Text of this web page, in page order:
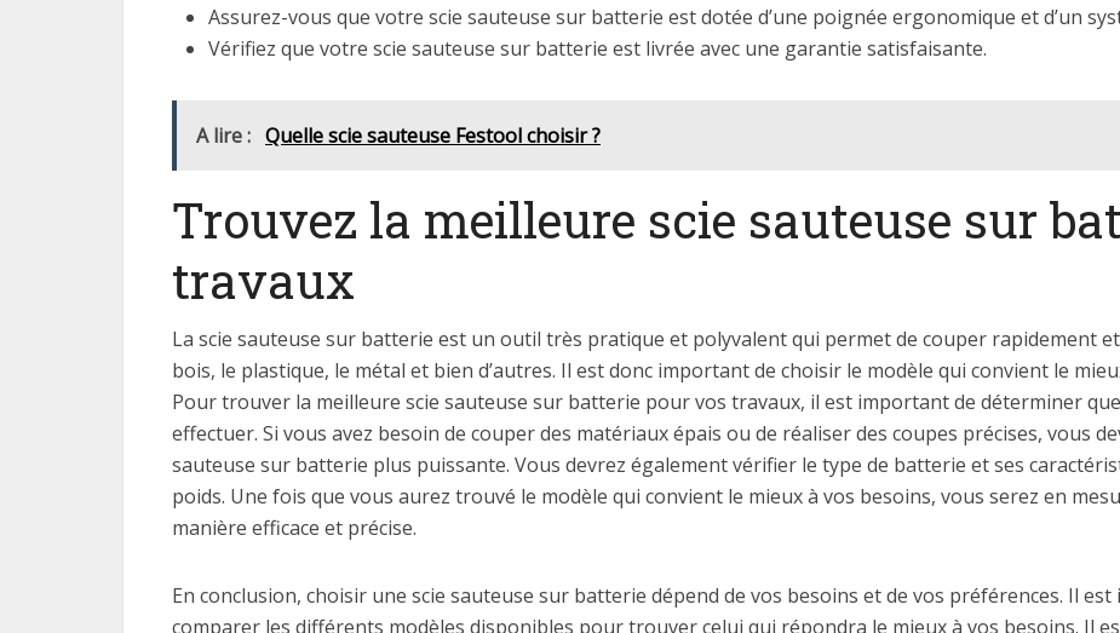
Assurez-vous que votre scie sauteuse sur batterie est dotée d’une poignée ergonomique et d’un
Vérifiez que votre scie sauteuse sur batterie est livrée avec une garantie satisfaisante.
A lire : Quelle scie sauteuse Festool choisir ?
Trouvez la meilleure scie sauteuse sur
travaux
La scie sauteuse sur batterie est un outil très pratique et polyvalent qui permet de couper rapidement
bois, le plastique, le métal et bien d’autres. Il est donc important de choisir le modèle qui convient le
Pour trouver la meilleure scie sauteuse sur batterie pour vos travaux, il est important de déterminer
effectuer. Si vous avez besoin de couper des matériaux épais ou de réaliser des coupes précises, vous
sauteuse sur batterie plus puissante. Vous devrez également vérifier le type de batterie et ses
poids. Une fois que vous aurez trouvé le modèle qui convient le mieux à vos besoins, vous serez en
manière efficace et précise.
En conclusion, choisir une scie sauteuse sur batterie dépend de vos besoins et de vos préférences. Il
comparer les différents modèles disponibles pour trouver celui qui répondra le mieux à vos besoins. Il